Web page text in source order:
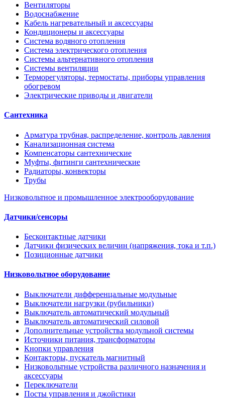
Вентиляторы
Водоснабжение
Кабель нагревательный и аксессуары
Кондиционеры и аксессуары
Система водяного отопления
Система электрического отопления
Системы альтернативного отопления
Системы вентиляции
Терморегуляторы, термостаты, приборы управления
обогревом
Электрические приводы и двигатели
Сантехника
Арматура трубная, распределение, контроль давления
Канализационная система
Компенсаторы сантехнические
Муфты, фитинги сантехнические
Радиаторы, конвекторы
Трубы
Низковольтное и промышленное электрооборудование
Датчики/сенсоры
Бесконтактные датчики
Датчики физических величин (напряжения, тока и т.п.)
Позиционные датчики
Низковольтное оборудование
Выключатели дифференцальные модульные
Выключатели нагрузки (рубильники)
Выключатель автоматический модульный
Выключатель автоматический силовой
Дополнительные устройства модульной системы
Источники питания, трансформаторы
Кнопки управления
Контакторы, пускатель магнитный
Низковольтные устройства различного назначения и
аксессуары
Переключатели
Посты управления и джойстики